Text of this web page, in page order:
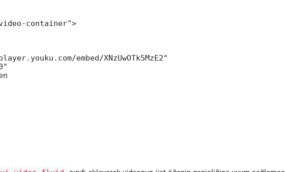
container">
embed/XNzUwOTk5MzE2"